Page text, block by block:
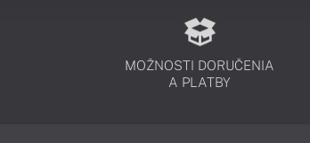
MOŽNOSTI DORUČENIA
A PLATBY